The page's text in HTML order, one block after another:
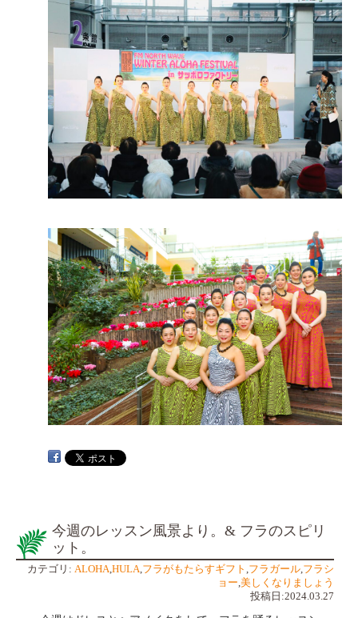
今週のレッスン風景より。& フラのスピリ
ット。
カテゴリ: ALOHA HULA フラがもたらすギフト フラガール フラシ
ョー 美しくなりましょう
投稿日:2024.03.27